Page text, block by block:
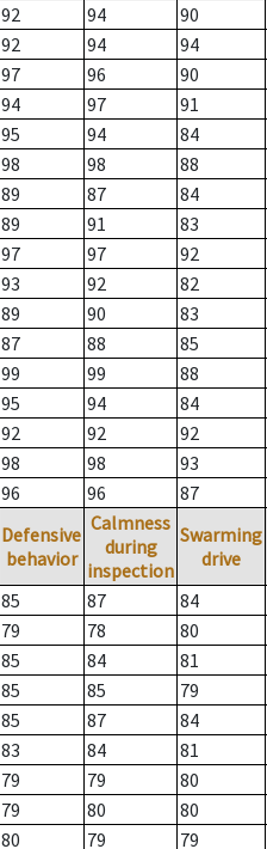
92 94 90
92 94 94
97 96 90
94 97 91
95 94 84
98 98 88
89 87 84
89 91 83
97 97 92
93 92 82
89 90 83
87 88 85
99 99 88
95 94 84
92 92 92
98 98 93
96 96 87
Defensive
behavior
Calmness
during
inspection
Swarming
drive
85 87 84
79 78 80
85 84 81
85 85 79
85 87 84
83 84 81
79 79 80
79 80 80
80 79 79